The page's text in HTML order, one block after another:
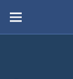
вмістуMenu